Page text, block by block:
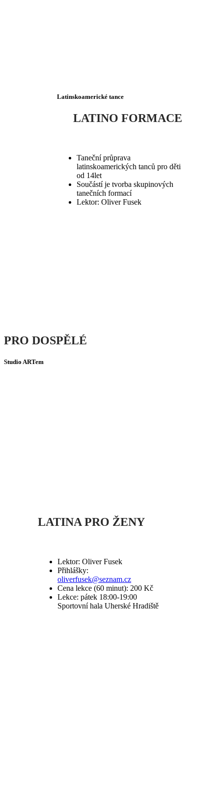
Latinskoamerické tance
LATINO FORMACE
Taneční průprava
latinskoamerických tanců pro děti
od 14let
Součástí je tvorba skupinových
tanečních formací
Lektor: Oliver Fusek
PRO DOSPĚLÉ
Studio ARTem
LATINA PRO ŽENY
Lektor: Oliver Fusek
Přihlášky:
oliverfusek@seznam.cz
Cena lekce (60 minut): 200 Kč
Lekce: pátek 18:00-19:00
Sportovní hala Uherské Hradiště